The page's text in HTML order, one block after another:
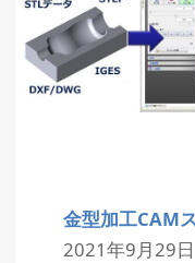
金型加工CAM
2021年9月29